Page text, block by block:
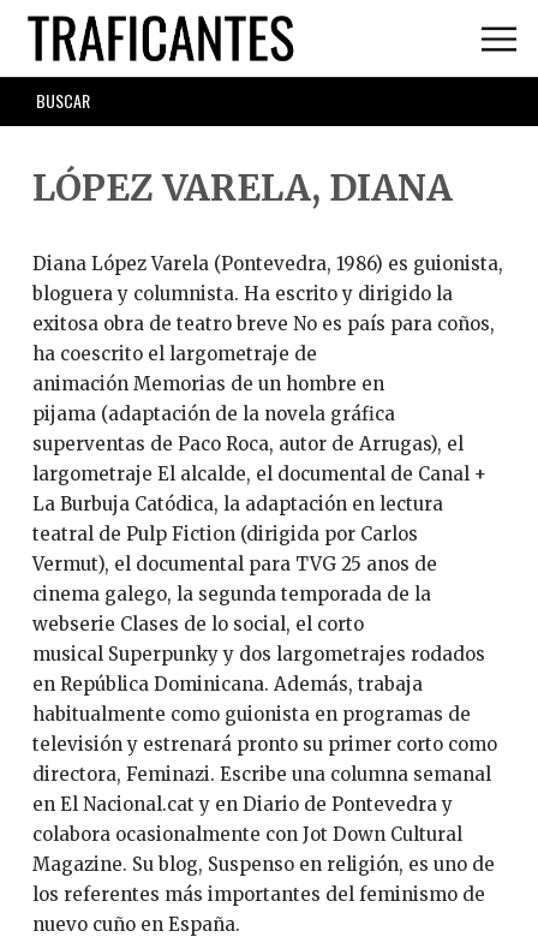
Skip
main
content
SEARCH
FORM
LÓPEZ VARELA, DIANA
Diana López Varela (Pontevedra, 1986) es guionista,
bloguera y columnista. Ha escrito y dirigido la
exitosa obra de teatro breve No es país para coños,
ha coescrito el largometraje de
animación Memorias de un hombre en
pijama (adaptación de la novela gráfica
superventas de Paco Roca, autor de Arrugas), el
largometraje El alcalde, el documental de Canal +
La Burbuja Catódica, la adaptación en lectura
teatral de Pulp Fiction (dirigida por Carlos
Vermut), el documental para TVG 25 anos de
cinema galego, la segunda temporada de la
webserie Clases de lo social, el corto
musical Superpunky y dos largometrajes rodados
en República Dominicana. Además, trabaja
habitualmente como guionista en programas de
televisión y estrenará pronto su primer corto como
directora, Feminazi. Escribe una columna semanal
en El Nacional.cat y en Diario de Pontevedra y
colabora ocasionalmente con Jot Down Cultural
Magazine. Su blog, Suspenso en religión, es uno de
los referentes más importantes del feminismo de
nuevo cuño en España.